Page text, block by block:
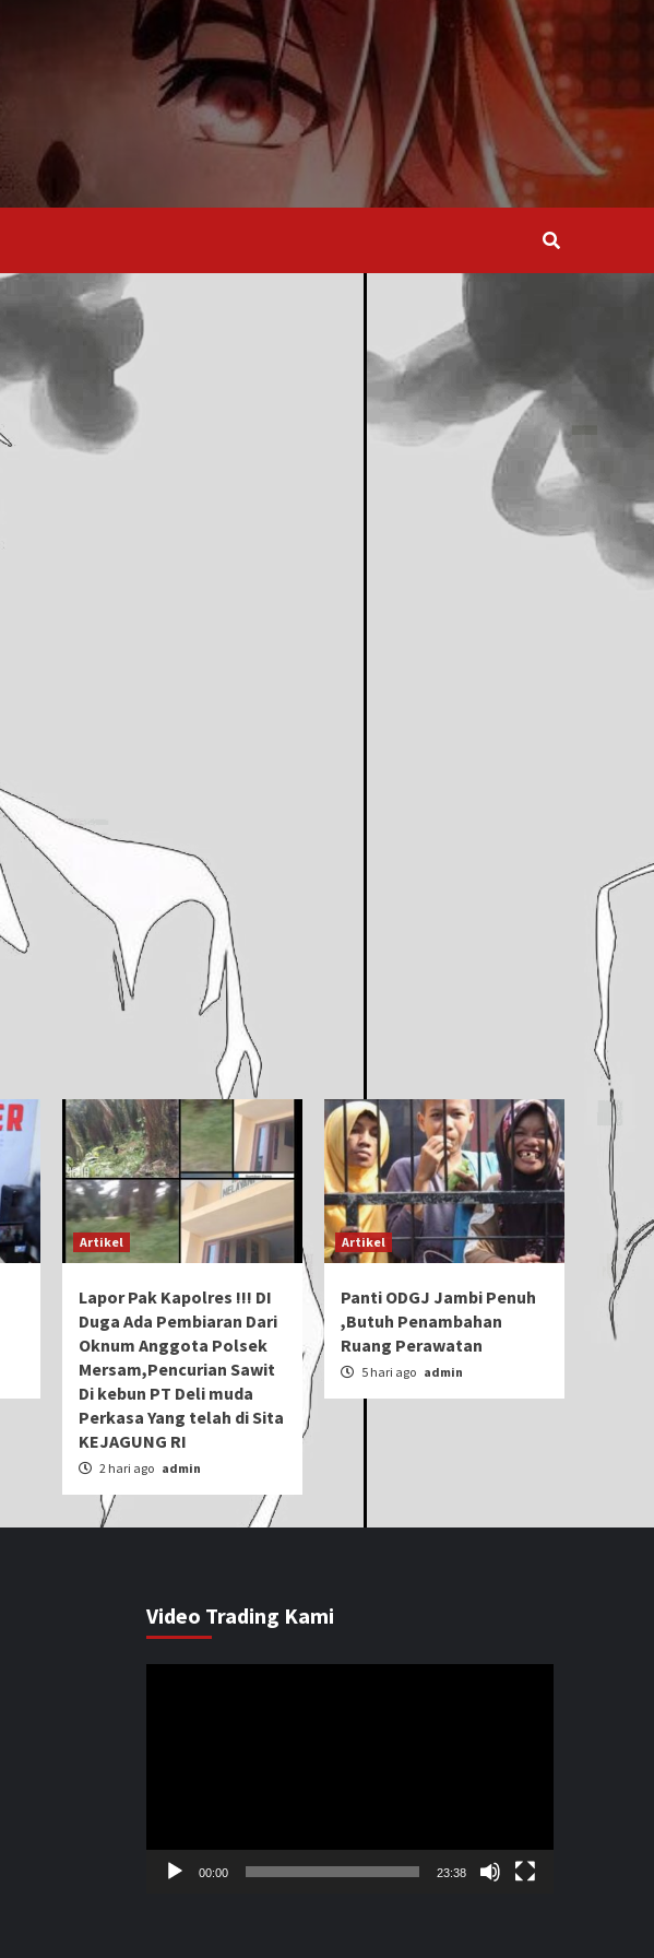
Artikel
Lapor Pak Kapolres !!! DI
Duga Ada Pembiaran Dari
Oknum Anggota Polsek
Mersam,Pencurian Sawit
Di kebun PT Deli muda
Perkasa Yang telah di Sita
KEJAGUNG RI
2 hari ago admin
Artikel
Panti ODGJ Jambi Penuh
,Butuh Penambahan
Ruang Perawatan
5 hari ago admin
Video Trading Kami
00:00 23:38